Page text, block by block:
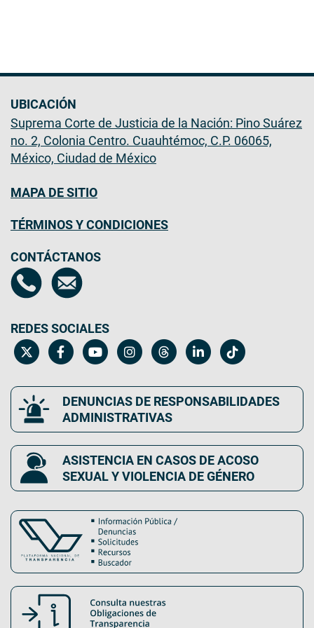
UBICACIÓN
Suprema Corte de Justicia de la Nación: Pino Suárez
no. 2, Colonia Centro. Cuauhtémoc, C.P. 06065,
México, Ciudad de México
MAPA DE SITIO
TÉRMINOS Y CONDICIONES
CONTÁCTANOS
REDES SOCIALES
DENUNCIAS DE RESPONSABILIDADES
ADMINISTRATIVAS
ASISTENCIA EN CASOS DE ACOSO
SEXUAL Y VIOLENCIA DE GÉNERO